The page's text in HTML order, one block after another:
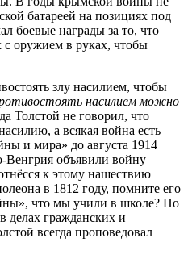
батареей на позициях под
боевые награды за то, что
оружием в руках, чтобы
злу насилием, чтобы
насилием можно
Толстой не говорил, что
а всякая война есть
и мира» до августа 1914
Венгрия объявили войну
к этому нашествию
в 1812 году, помните его
что мы учили в школе? Но
делах гражданских и
всегда проповедовал